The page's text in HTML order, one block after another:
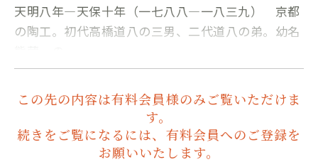
天明八年―天保十年（一七八八―一八三九） 京都
の陶工。初代高橋道八の三男、二代道八の弟。幼名
この先の内容は有料会員様のみご覧いただけま
す。
続きをご覧になるには、有料会員へのご登録を
お願いいたします。